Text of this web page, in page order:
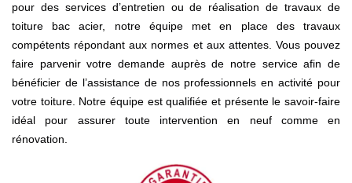
pour des services d’entretien ou de réalisation de travaux de
toiture bac acier, notre équipe met en place des travaux
compétents répondant aux normes et aux attentes. Vous pouvez
faire parvenir votre demande auprès de notre service afin de
bénéficier de l’assistance de nos professionnels en activité pour
votre toiture. Notre équipe est qualifiée et présente le savoir-faire
idéal pour assurer toute intervention en neuf comme en
rénovation.